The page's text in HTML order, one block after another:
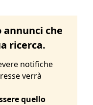
che
ricerca.
notifiche
verrà
quello